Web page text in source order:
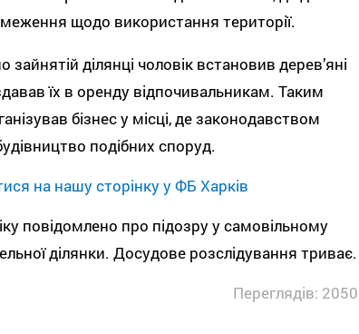
щодо використання території.
зайнятій ділянці чоловік встановив дерев’яні
їх в оренду відпочивальникам. Таким
бізнес у місці, де законодавством
подібних споруд.
на нашу сторінку у ФБ Харків
повідомлено про підозру у самовільному
ділянки. Досудове розслідування триває.
Переглядів: